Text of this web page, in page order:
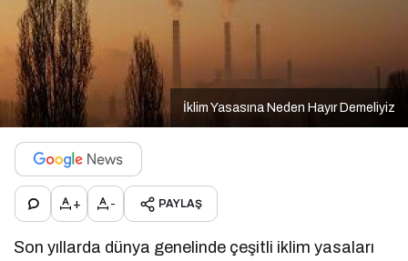
İklim Yasasına Neden Hayır Demeliyiz
+ - PAYLAŞ
Son yıllarda dünya genelinde çeşitli iklim yasaları